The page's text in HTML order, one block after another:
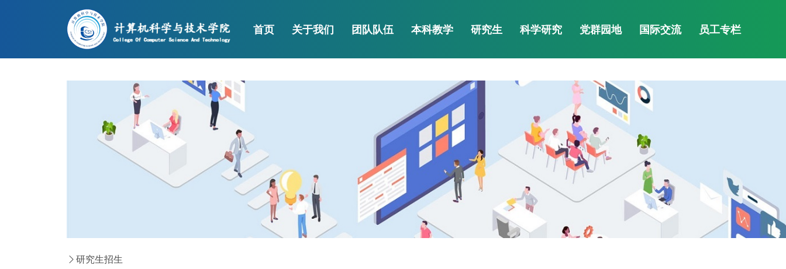
首页 关于我们 团队队伍 本科教学 研究生 科学研究 党群园地 国际交流 员工专栏
研究生招生